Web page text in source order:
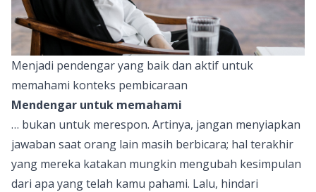
Menjadi pendengar yang baik dan aktif untuk
memahami konteks pembicaraan
Mendengar untuk memahami
… bukan untuk merespon. Artinya, jangan menyiapkan
jawaban saat orang lain masih berbicara; hal terakhir
yang mereka katakan mungkin mengubah kesimpulan
dari apa yang telah kamu pahami. Lalu, hindari